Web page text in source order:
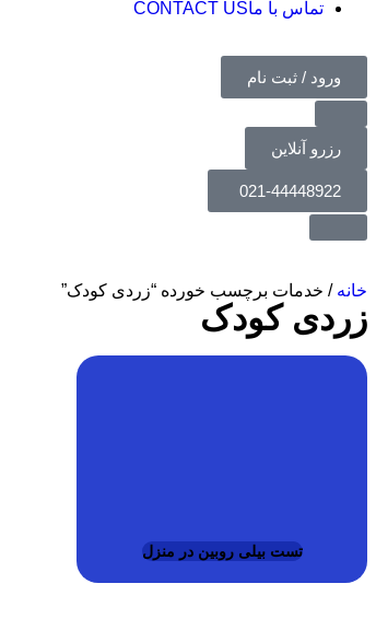
تماس با ماCONTACT US
ورود / ثبت نام
رزرو آنلاین
021-44448922
خانه / خدمات برچسب خورده “زردی کودک”
زردی کودک
تست بیلی روبین در منزل